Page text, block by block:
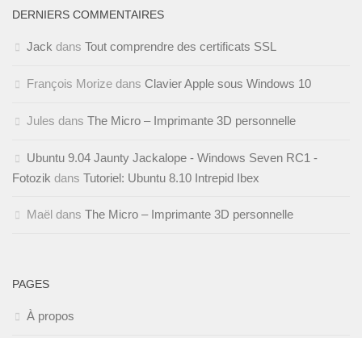
DERNIERS COMMENTAIRES
Jack dans Tout comprendre des certificats SSL
François Morize dans Clavier Apple sous Windows 10
Jules dans The Micro – Imprimante 3D personnelle
Ubuntu 9.04 Jaunty Jackalope - Windows Seven RC1 -
Fotozik dans Tutoriel: Ubuntu 8.10 Intrepid Ibex
Maël dans The Micro – Imprimante 3D personnelle
PAGES
À propos